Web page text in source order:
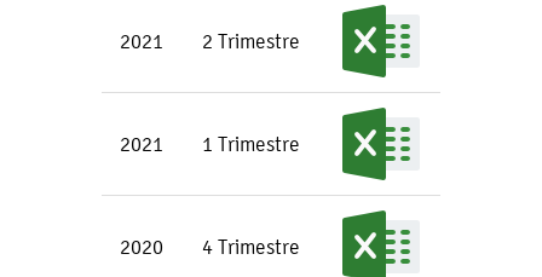
2021 2 Trimestre
2021 1 Trimestre
2020 4 Trimestre